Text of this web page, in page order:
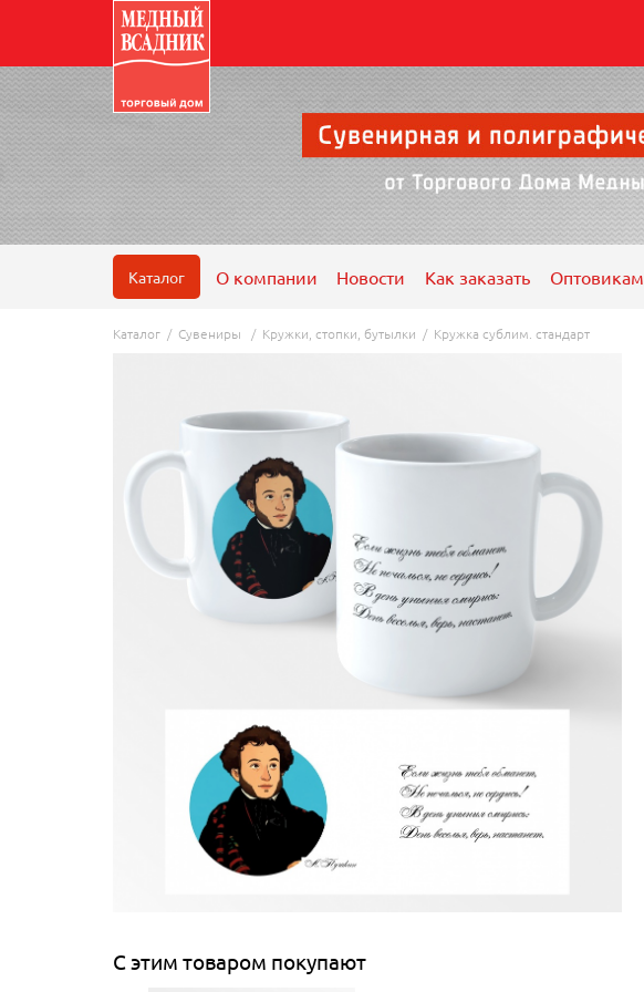
Каталог О компании Новости Как заказать Оптовикам
Каталог / Сувениры / Кружки, стопки, бутылки / Кружка сублим. стандарт
С этим товаром покупают